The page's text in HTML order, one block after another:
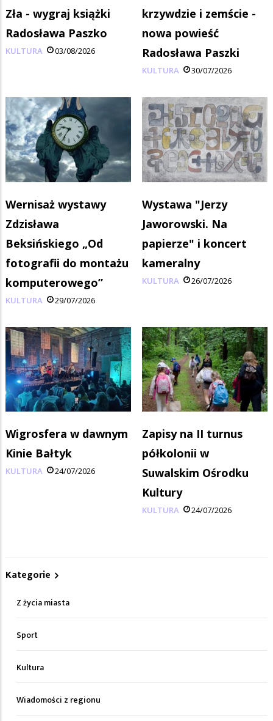
Zła - wygraj książki
Radosława Paszko
KULTURA 03/08/2026
krzywdzie i zemście -
nowa powieść
Radosława Paszki
KULTURA 30/07/2026
Wernisaż wystawy
Zdzisława
Beksińskiego „Od
fotografii do montażu
komputerowego”
KULTURA 29/07/2026
Wystawa "Jerzy
Jaworowski. Na
papierze" i koncert
kameralny
KULTURA 26/07/2026
Wigrosfera w dawnym
Kinie Bałtyk
KULTURA 24/07/2026
Zapisy na II turnus
półkolonii w
Suwalskim Ośrodku
Kultury
KULTURA 24/07/2026
Kategorie
Z życia miasta
Sport
Kultura
Wiadomości z regionu